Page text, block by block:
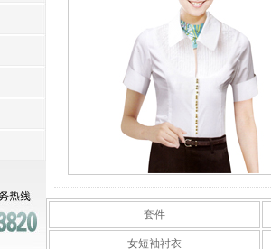
套件
女短袖衬衣